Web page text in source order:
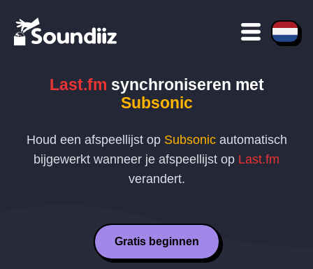
Last.fm synchroniseren met
Subsonic
Houd een afspeellijst op Subsonicautomatisch
bijgewerkt wanneer je afspeellijst op Last.fm
verandert.
Gratis beginnen